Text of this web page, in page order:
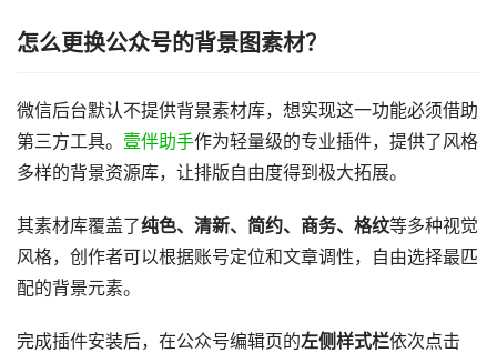
怎么更换公众号的背景图素材？
微信后台默认不提供背景素材库，想实现这一功能必须借助
第三方工具。 壹伴助手作为轻量级的专业插件，提供了风格
多样的背景资源库，让排版自由度得到极大拓展。
其素材库覆盖了纯色、清新、简约、商务、格纹等多种视觉
风格，创作者可以根据账号定位和文章调性，自由选择最匹
配的背景元素。
完成插件安装后，在公众号编辑页的左侧样式栏依次点击